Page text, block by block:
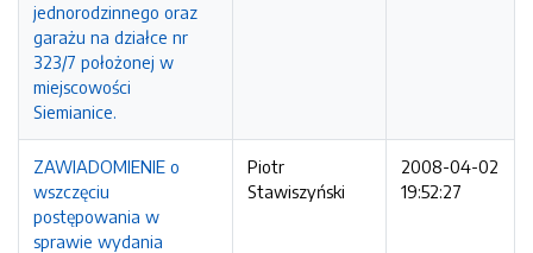
jednorodzinnego oraz
garażu na działce nr
323/7 położonej w
miejscowości
Siemianice.
ZAWIADOMIENIE o
wszczęciu
postępowania w
sprawie wydania
Piotr
Stawiszyński
2008-04-02
19:52:27